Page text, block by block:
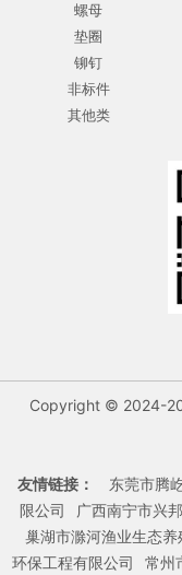
螺母
垫圈
铆钉
非标件
其他类
Copyright © 2024-
友情链接：
东莞市腾
限公司
广西南宁市兴
巢湖市滁河渔业生态养
环保工程有限公司
常州